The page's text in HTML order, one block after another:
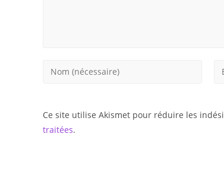
Enter
or
username
Ce site utilise Akismet pour réduire les
traitées.